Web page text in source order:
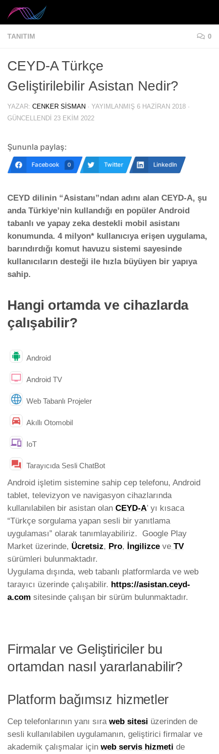
Skip to content
TANITIM 0
CEYD-A Türkçe
Geliştirilebilir Asistan Nedir?
YAZAR: CENKER SISMAN · YAYIMLANMIŞ 6 HAZIRAN 2018 ·
GÜNCELLENDI 23 EKIM 2022
Şununla paylaş:
Facebook 0 Twitter LinkedIn
CEYD dilinin “Asistanı”ndan adını alan CEYD-A, şu
anda Türkiye’nin kullandığı en popüler Android
tabanlı ve yapay zeka destekli mobil asistanı
konumunda. 4 milyon* kullanıcıya erişen uygulama,
barındırdığı komut havuzu sistemi sayesinde
kullanıcıların desteği ile hızla büyüyen bir yapıya
sahip.
Hangi ortamda ve cihazlarda
çalışabilir?
Android
Android TV
Web Tabanlı Projeler
Akıllı Otomobil
IoT
Tarayıcıda Sesli ChatBot
Android işletim sistemine sahip cep telefonu, Android
tablet, televizyon ve navigasyon cihazlarında
kullanılabilen bir asistan olan CEYD-A’ yı kısaca
“Türkçe sorgulama yapan sesli bir yanıtlama
uygulaması” olarak tanımlayabiliriz. Google Play
Market üzerinde, Ücretsiz, Pro, İngilizce ve TV
sürümleri bulunmaktadır.
Uygulama dışında, web tabanlı platformlarda ve web
tarayıcı üzerinde çalışabilir. https://asistan.ceyd-
a.com sitesinde çalışan bir sürüm bulunmaktadır.
Firmalar ve Geliştiriciler bu
ortamdan nasıl yararlanabilir?
Platform bağımsız hizmetler
Cep telefonlarının yanı sıra web sitesi üzerinden de
sesli kullanılabilen uygulamanın, geliştirici firmalar ve
akademik çalışmalar için web servis hizmeti de